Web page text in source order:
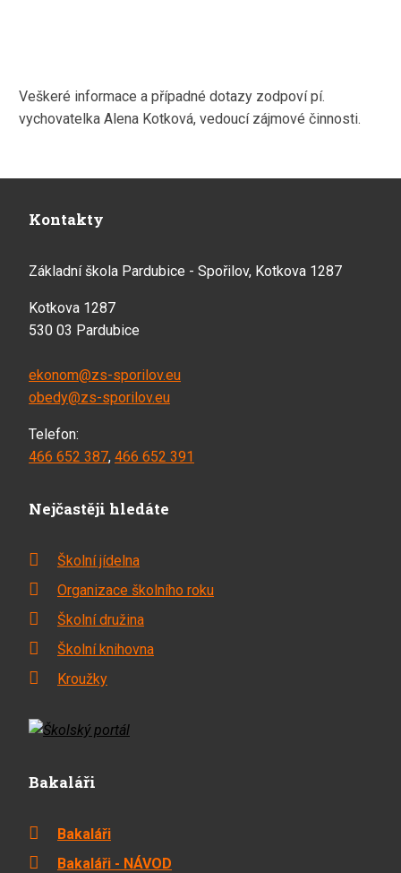
Veškeré informace a případné dotazy zodpoví pí.
vychovatelka Alena Kotková, vedoucí zájmové činnosti.
Kontakty
Základní škola Pardubice - Spořilov, Kotkova 1287
Kotkova 1287
530 03 Pardubice
ekonom@zs-sporilov.eu
obedy@zs-sporilov.eu
Telefon:
466 652 387, 466 652 391
Nejčastěji hledáte
Školní jídelna
Organizace školního roku
Školní družina
Školní knihovna
Kroužky
Bakaláři
Bakaláři
Bakaláři - NÁVOD